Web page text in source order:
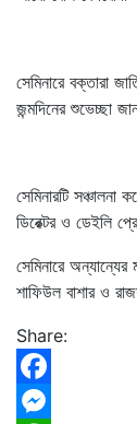
সেমিনারে বক্তারা
জন্মদিনের শুভেচ্ছা
সেমিনারটি সঞ্চালনা
ডিরেক্টর ও ডেইলি
সেমিনারে
শাফিউল বাশার ও
Share:
Facebook